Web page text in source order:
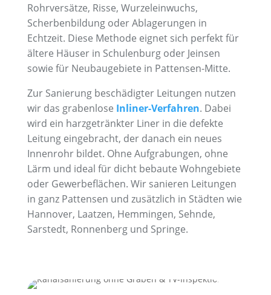
Rohrversätze, Risse, Wurzeleinwuchs,
Scherbenbildung oder Ablagerungen in
Echtzeit. Diese Methode eignet sich perfekt für
ältere Häuser in Schulenburg oder Jeinsen
sowie für Neubaugebiete in Pattensen-Mitte.
Zur Sanierung beschädigter Leitungen nutzen
wir das grabenlose Inliner-Verfahren. Dabei
wird ein harzgetränkter Liner in die defekte
Leitung eingebracht, der danach ein neues
Innenrohr bildet. Ohne Aufgrabungen, ohne
Lärm und ideal für dicht bebaute Wohngebiete
oder Gewerbeflächen. Wir sanieren Leitungen
in ganz Pattensen und zusätzlich in Städten wie
Hannover, Laatzen, Hemmingen, Sehnde,
Sarstedt, Ronnenberg und Springe.